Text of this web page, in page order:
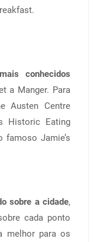
conhecidos
a Manger. Para
Austen Centre
Historic Eating
Jamie’s
sobre a cidade,
cada ponto
melhor para os